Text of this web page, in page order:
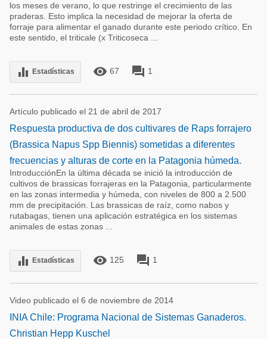
los meses de verano, lo que restringe el crecimiento de las
praderas. Esto implica la necesidad de mejorar la oferta de
forraje para alimentar el ganado durante este periodo crítico. En
este sentido, el triticale (x Triticoseca ...
equalizer Estadísticas remove_red_eye 67 forum 1
Artículo publicado el 21 de abril de 2017
Respuesta productiva de dos cultivares de Raps forrajero
(Brassica Napus Spp Biennis) sometidas a diferentes
frecuencias y alturas de corte en la Patagonia húmeda.
IntroducciónEn la última década se inició la introducción de
cultivos de brassicas forrajeras en la Patagonia, particularmente
en las zonas intermedia y húmeda, con niveles de 800 a 2.500
mm de precipitación. Las brassicas de raíz, como nabos y
rutabagas, tienen una aplicación estratégica en los sistemas
animales de estas zonas ...
equalizer Estadísticas remove_red_eye 125 forum 1
Video publicado el 6 de noviembre de 2014
INIA Chile: Programa Nacional de Sistemas Ganaderos.
Christian Hepp Kuschel